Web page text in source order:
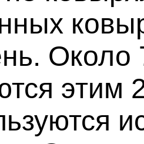
Около
этим